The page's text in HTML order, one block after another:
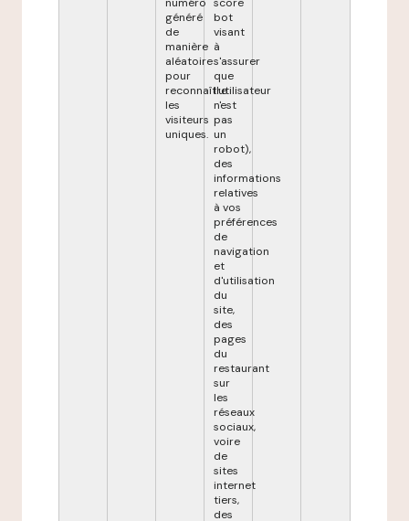
généré
de
manière
aléatoire
pour
reconnaître
les
visiteurs
uniques.
bot
visant
à
s'assurer
que
l'utilisateur
n'est
pas
un
robot),
des
informations
relatives
à vos
préférences
de
navigation
et
d'utilisation
du
site,
des
pages
du
restaurant
sur
les
réseaux
sociaux,
voire
de
sites
internet
tiers,
des